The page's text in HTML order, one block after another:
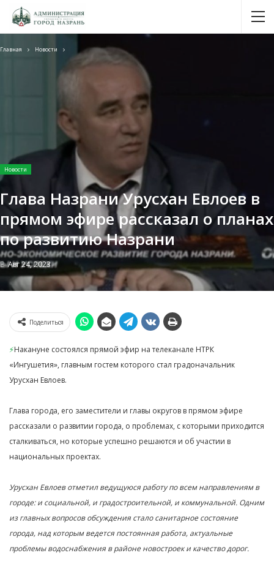
Главная Новости
Новости
Глава Назрани Урусхан Евлоев в
прямом эфире рассказал о планах
по развитию Назрани
ВАвг 24, 2023
Поделиться
⚡️Накануне состоялся прямой эфир на телеканале НТРК
«Ингушетия», главным гостем которого стал градоначальник
Урусхан Евлоев.
Глава города, его заместители и главы округов в прямом эфире
рассказали о развитии города, о проблемах, с которыми приходится
сталкиваться, но которые успешно решаются и об участии в
национальных проектах.
Урусхан Евлоев отметил ведущуюся работу по всем направлениям в
городе: и социальной, и градостроительной, и коммунальной. Одним
из главных вопросов обсуждения стало санитарное состояние
города, над которым ведется постоянная работа, актуальные
проблемы водоснабжения в районе новостроек и качество дорог.